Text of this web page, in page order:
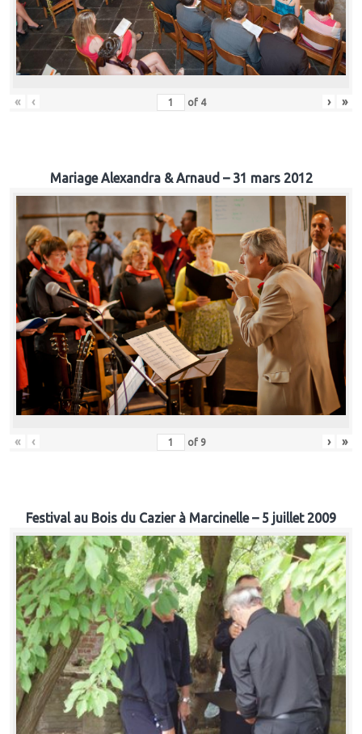
« ‹ of 4 › »
Mariage Alexandra & Arnaud – 31 mars 2012
« ‹ of 9 › »
Festival au Bois du Cazier à Marcinelle – 5 juillet 2009